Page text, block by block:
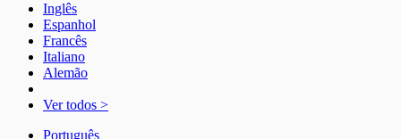
Inglês
Espanhol
Francês
Italiano
Alemão
Ver todos >
Português